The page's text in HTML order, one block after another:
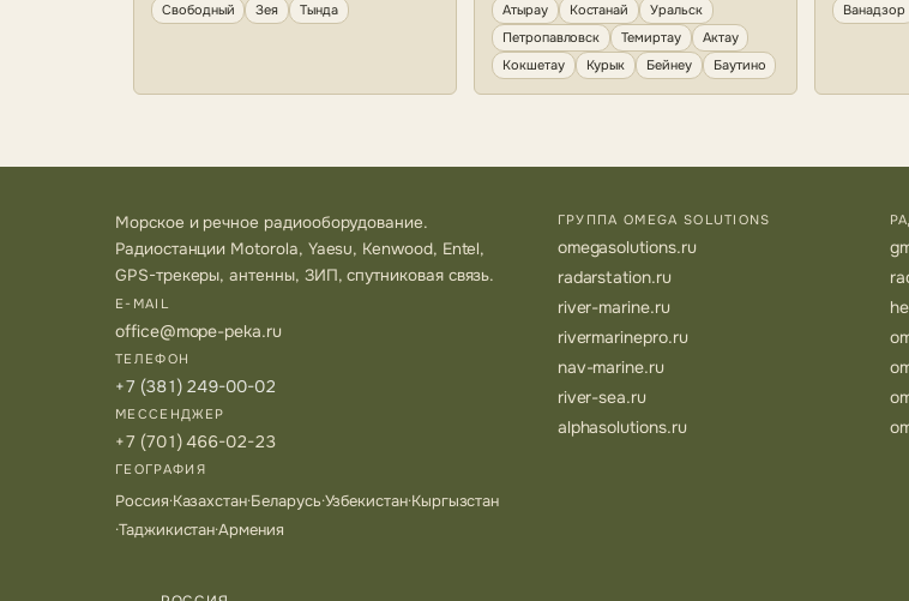
Свободный
Зея Тында
Атырау
Костанай
Уральск
Петропавловск
Темиртау
Актау
Кокшетау
Курык Бейнеу Баутино
Ванадзор
Морское и речное радиооборудование.
Радиостанции Motorola, Yaesu, Kenwood, Entel,
GPS-трекеры, антенны, ЗИП, спутниковая связь.
E-MAIL
office@mope-peka.ru
ТЕЛЕФОН
+7 (381) 249-00-02
МЕССЕНДЖЕР
+7 (701) 466-02-23
ГЕОГРАФИЯ
Россия·Казахстан·Беларусь·Узбекистан·Кыргызстан
·Таджикистан·Армения
ГРУППА OMEGA SOLUTIONS
omegasolutions.ru
radarstation.ru
river-marine.ru
rivermarinepro.ru
nav-marine.ru
river-sea.ru
alphasolutions.ru